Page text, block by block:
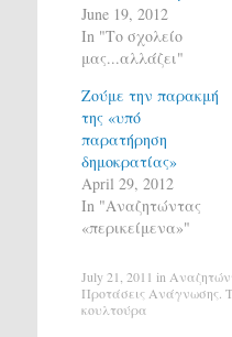
June 19, 2012
In "Το σχολείο
μας...αλλάζει"
Ζούμε την παρακμή
της «υπό
παρατήρηση
δημοκρατίας»
April 29, 2012
In "Αναζητώντας
«περικείμενα»"
July 21, 2011 in
Προτάσεις Ανάγνωσης.
κουλτούρα